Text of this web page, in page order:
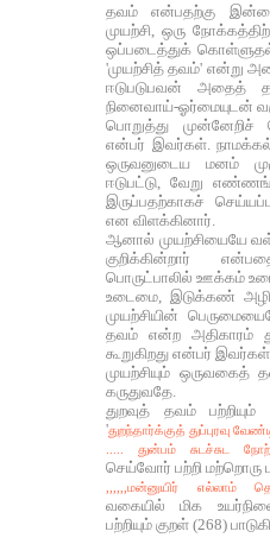
தவம் என்பதற்கு
முயற்சி, ஒரு
ஒப்படைத்துக்
'முயற்சித் தவம்' என்று
ஈடுபடுபவன் அதைத்
நினைவாய்-ஓர்மையுடன்
பொறுத்து
என்பர் இவர்கள்.
ஒருவனுடைய மனம்
ஈடுபட்டு, வேறு
இருப்பதற்காகச்
என விளக்கினார்.
ஆனால் முயற்சியையே
குறிக்கின்றார்
பொருட்பாலில் ஊக்கம்
உடைமை, இடுக்கண்
முயற்சியின்
தவம் என்ற அதிகாரம்
கூறுகிறது என்பர்
முயற்சியும்
கருதுவதே.
துறவுத் தவம்
'துறந்தார்க்குத் துப்புரவு
..... துன்பம் சுடச்சுட
செய்வோர் பற்றி மற்றொரு
,,,,,,மன்னுயிர் எல்லாம்
வகையில் மிக
பற்றியும் குறள் (268)